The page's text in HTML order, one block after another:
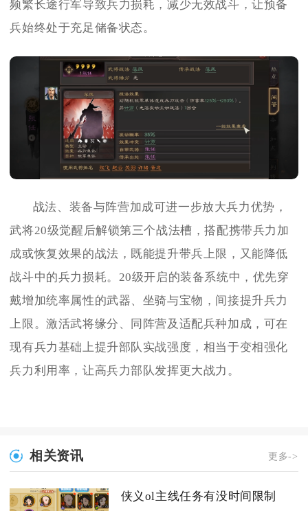
频繁长途行军导致兵力损耗，减少无效战斗，让预备
兵始终处于充足储备状态。
战法、装备与阵营加成可进一步放大兵力优势，
武将20级觉醒后解锁第三个战法槽，搭配携带兵力加
成或恢复效果的战法，既能提升带兵上限，又能降低
战斗中的兵力损耗。20级开启的装备系统中，优先穿
戴增加统率属性的武器、坐骑与宝物，间接提升兵力
上限。激活武将缘分、同阵营及适配兵种加成，可在
现有兵力基础上提升部队实战强度，相当于变相强化
兵力利用率，让高兵力部队发挥更大战力。
相关资讯 更多->
侠义ol主线任务有没时间限制